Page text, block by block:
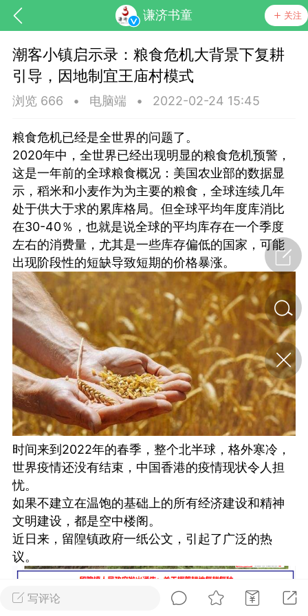
谦济书童 关注
节气气象
·特急预警】关
节返乡期间“闪
急提示
0
问答
如何购买【理肺清瘟膏】
【养正护络膏】？
小海（HAi） 2
阳明脉衰：女性
明胃经
谷气为根，心气为枝——
《黄帝内经》脾胃养心论
写评论
潮客小镇启示录：粮食危机大背景下复耕
引导，因地制宜王庙村模式
浏览 666 • 电脑端 • 2022-02-24 15:45
粮食危机已经是全世界的问题了。
2020年中，全世界已经出现明显的粮食危机预警，
这是一年前的全球粮食概况：美国农业部的数据显
示，稻米和小麦作为为主要的粮食，全球连续几年
处于供大于求的累库格局。但全球平均年度库消比
在30-40％，也就是说全球的平均库存在一个季度
左右的消费量，尤其是一些库存偏低的国家，可能
出现阶段性的短缺导致短期的价格暴涨。
时间来到2022年的春季，整个北半球，格外寒冷，
世界疫情还没有结束，中国香港的疫情现状令人担
忧。
如果不建立在温饱的基础上的所有经济建设和精神
文明建设，都是空中楼阁。
近日来，留隍镇政府一纸公文，引起了广泛的热
议。